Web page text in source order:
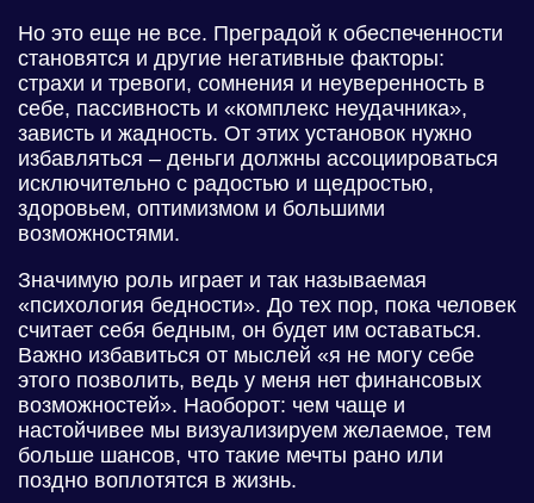
Но это еще не все. Преградой к обеспеченности
становятся и другие негативные факторы:
страхи и тревоги, сомнения и неуверенность в
себе, пассивность и «комплекс неудачника»,
зависть и жадность. От этих установок нужно
избавляться – деньги должны ассоциироваться
исключительно с радостью и щедростью,
здоровьем, оптимизмом и большими
возможностями.
Значимую роль играет и так называемая
«психология бедности». До тех пор, пока человек
считает себя бедным, он будет им оставаться.
Важно избавиться от мыслей «я не могу себе
этого позволить, ведь у меня нет финансовых
возможностей». Наоборот: чем чаще и
настойчивее мы визуализируем желаемое, тем
больше шансов, что такие мечты рано или
поздно воплотятся в жизнь.